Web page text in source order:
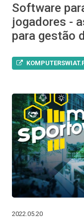
Software
jogadores -
para gestão
2022.05.20